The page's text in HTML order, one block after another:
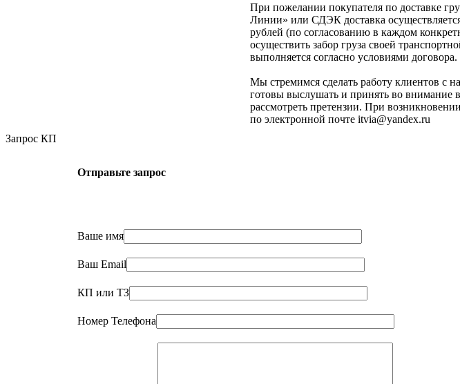
При пожелании покупателя по доставке
Линии» или СДЭК доставка
рублей (по согласованию в каждом
осуществить забор груза своей
выполняется согласно условиями договора.
Мы стремимся сделать работу клиентов с
готовы выслушать и принять во внимание
рассмотреть претензии. При
по электронной почте itvia@yandex.ru
Запрос КП
Отправьте запрос
Ваше имя
Ваш Email
КП или ТЗ
Номер Телефона